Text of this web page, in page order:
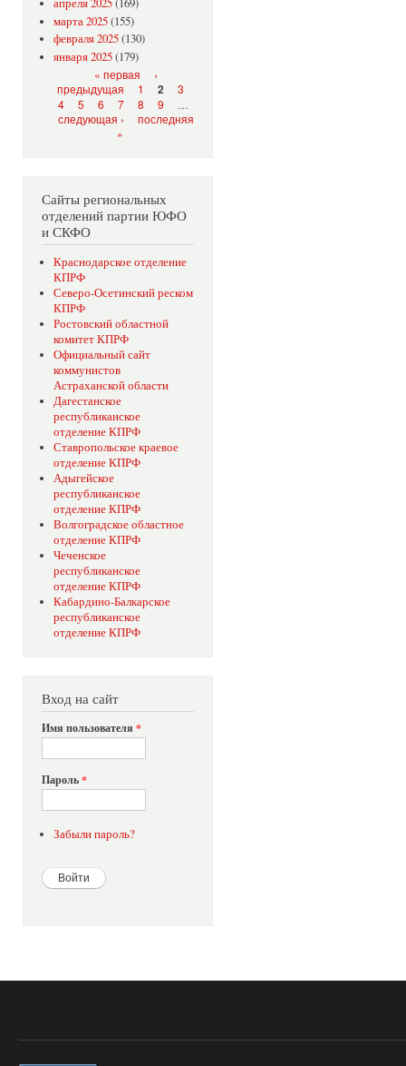
апреля 2025(169)
марта 2025(155)
февраля 2025(130)
января 2025(179)
Страницы« первая
‹
предыдущая
1 2
3
4
5 6 7 8 9
…
следующая ›
последняя
»
Сайты региональных
отделений партии ЮФО
и СКФО
Краснодарское отделение
КПРФ
Северо-Осетинский реском
КПРФ
Ростовский областной
комитет КПРФ
Официальный сайт
коммунистов
Астраханской области
Дагестанское
республиканское
отделение КПРФ
Ставропольское краевое
отделение КПРФ
Адыгейское
республиканское
отделение КПРФ
Волгоградское областное
отделение КПРФ
Чеченское
республиканское
отделение КПРФ
Кабардино-Балкарское
республиканское
отделение КПРФ
Вход на сайт
Имя пользователя *
Пароль*
Забыли пароль?